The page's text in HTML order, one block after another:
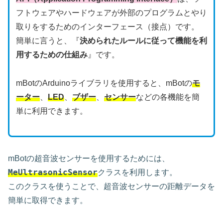
フトウェアやハードウェアが外部のプログラムとやり
取りをするためのインターフェース（接点）です。
簡単に言うと、『決められたルールに従って機能を利
用するための仕組み』です。
mBotのArduinoライブラリを使用すると、mBotのモ
ーター、 LED、 ブザー、 センサーなどの各機能を簡
単に利用できます。
mBotの超音波センサーを使用するためには、
MeUltrasonicSensorクラスを利用します。
このクラスを使うことで、超音波センサーの距離データを
簡単に取得できます。